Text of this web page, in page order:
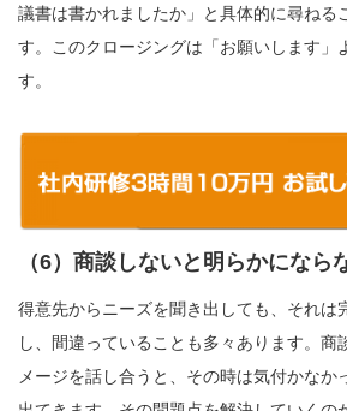
議書は書かれましたか」と具体的に尋ねる
す。このクロージングは「お願いします」
す。
（6）商談しないと明らかになら
得意先からニーズを聞き出しても、それは
し、間違っていることも多々あります。商
メージを話し合うと、その時は気付かなか